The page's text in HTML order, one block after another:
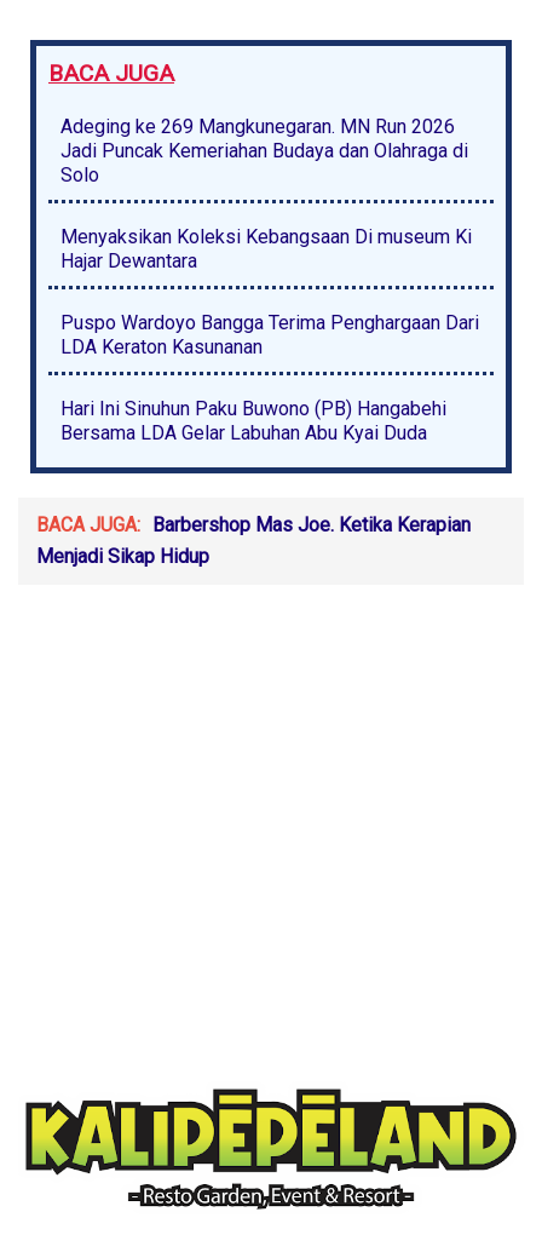
BACA JUGA
Adeging ke 269 Mangkunegaran. MN Run 2026
Jadi Puncak Kemeriahan Budaya dan Olahraga di
Solo
Menyaksikan Koleksi Kebangsaan Di museum Ki
Hajar Dewantara
Puspo Wardoyo Bangga Terima Penghargaan Dari
LDA Keraton Kasunanan
Hari Ini Sinuhun Paku Buwono (PB) Hangabehi
Bersama LDA Gelar Labuhan Abu Kyai Duda
BACA JUGA: Barbershop Mas Joe. Ketika Kerapian
Menjadi Sikap Hidup